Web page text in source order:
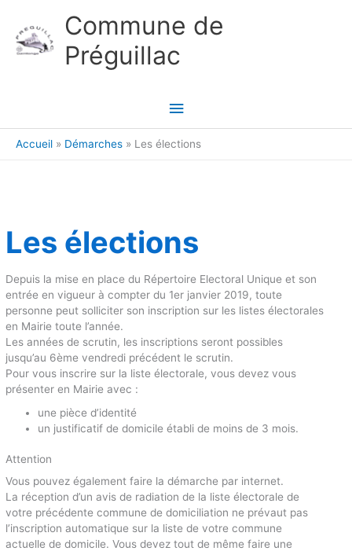
Commune de
Préguillac
Menu
principal
Accueil Démarches Les élections
Les élections
Depuis la mise en place du Répertoire Electoral Unique et son
entrée en vigueur à compter du 1er janvier 2019, toute
personne peut solliciter son inscription sur les listes électorales
en Mairie toute l’année.
Les années de scrutin, les inscriptions seront possibles
jusqu’au 6ème vendredi précédent le scrutin.
Pour vous inscrire sur la liste électorale, vous devez vous
présenter en Mairie avec :
une pièce d’identité
un justificatif de domicile établi de moins de 3 mois.
Attention
Vous pouvez également faire la démarche par internet.
La réception d’un avis de radiation de la liste électorale de
votre précédente commune de domiciliation ne prévaut pas
l’inscription automatique sur la liste de votre commune
actuelle de domicile. Vous devez tout de même faire une